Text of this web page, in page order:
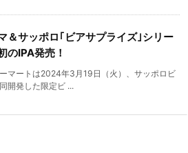
＆サッポロ｢ビアサプライズ｣シリー
のIPA発売！
マートは2024年3月19日（火）、サッポロビ
開発した限定ビ ...